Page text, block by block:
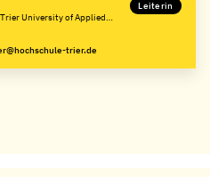
University of Applied
Leiterin
trier.de